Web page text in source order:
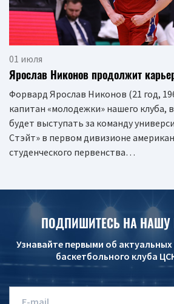
01 июля
Ярослав Никонов продолжит
Форвард Ярослав Никонов (21 год,
капитан «молодежки» нашего клуба,
будет выступать за команду
Стэйт» в первом дивизионе
студенческого первенства…
ПОДПИШИТЕСЬ НА
Узнавайте первыми об актуальных
баскетбольного клуба